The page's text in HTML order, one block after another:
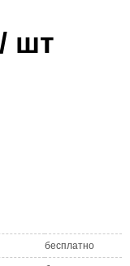
шт
бесплатно